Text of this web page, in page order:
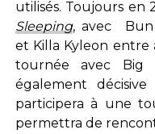
utilisés. Toujours en
Sleeping, avec Bun
et Killa Kyleon entre
tournée avec Big
également
participera à une
permettra de